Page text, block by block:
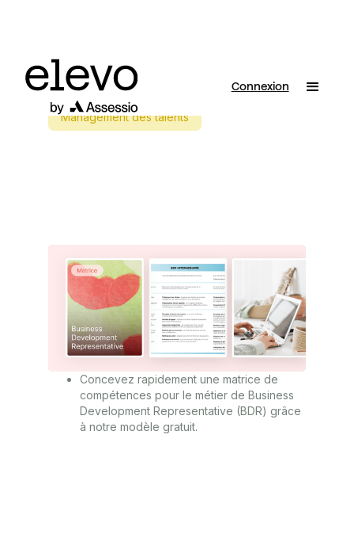
Connexion
Management des talents
Concevez rapidement une matrice de
compétences pour le métier de Business
Development Representative (BDR) grâce
à notre modèle gratuit.